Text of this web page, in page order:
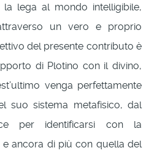
lega al mondo intelligibile,
un vero e proprio
del presente contributo è
di Plotino con il divino,
venga perfettamente
suo sistema metafisico, dal
per identificarsi con la
e ancora di più con quella del